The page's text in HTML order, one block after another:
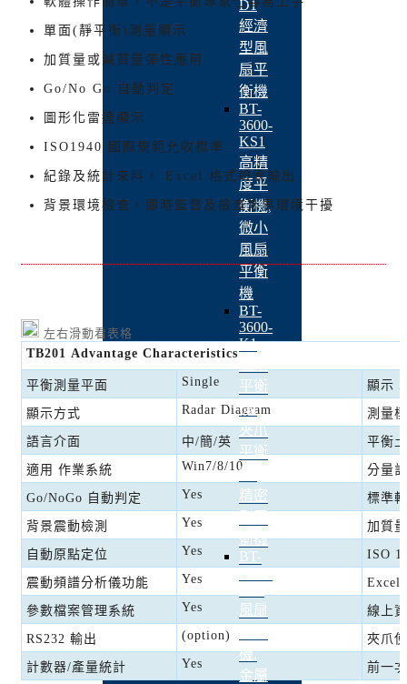
D1
經濟
型風
扇平
衡機
BT-
3600-
KS1
高精
度平
衡機,
微小
風扇
平衡
機
BT-
3600-
K1
平衡
機,
夾爪
平衡
機,
精密
衡機
BT-
3600-
風扇
機,
金屬
單面(靜平衡)測量顯示
加質量或減質量彈性應用
Go/No Go 自動判定
圖形化雷達顯示
ISO1940 國際規範允收標準
紀錄及統計來料， Excel 格式報表輸出
背景環境檢查，即時監督及檢查外界環境干擾
左右滑動看表格
TB201 Advantage Characteristics
平衡測量平面 Single 顯示
顯示方式 Radar Diagram 測量
語言介面 中/簡/英 平衡
適用 作業系統 Win7/8/10 分量
Go/NoGo 自動判定 Yes 標準
背景震動檢測 Yes 加質
自動原點定位 Yes ISO
震動頻譜分析儀功能 Yes Excel
參數檔案管理系統 Yes 線上
RS232 輸出 (option) 夾爪
計數器/產量統計 Yes 前一